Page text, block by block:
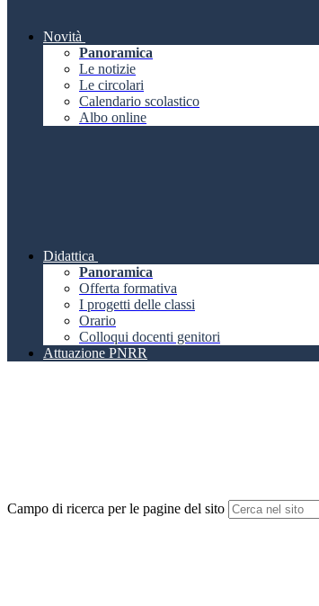
Novità
Panoramica
Le notizie
Le circolari
Calendario scolastico
Albo online
Didattica
Panoramica
Offerta formativa
I progetti delle classi
Orario
Colloqui docenti genitori
Attuazione PNRR
Campo di ricerca per le pagine del sito